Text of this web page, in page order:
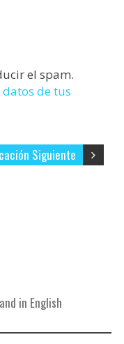
el spam.
de tus
Siguiente
in English